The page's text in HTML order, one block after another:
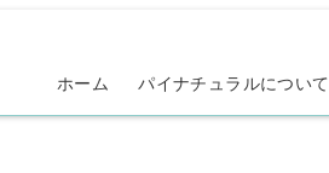
ホーム パイナチュラルについて